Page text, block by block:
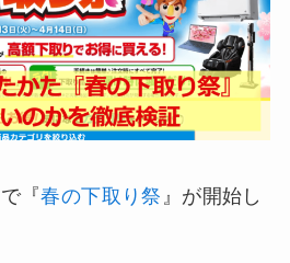
『春の下取り祭 』が開始し